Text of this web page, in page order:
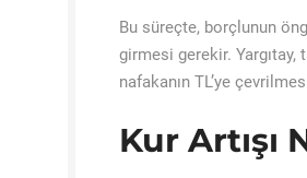
Bu süreçte, borçlunun
girmesi gerekir.
nafakanın TL’ye
Kur Artışı